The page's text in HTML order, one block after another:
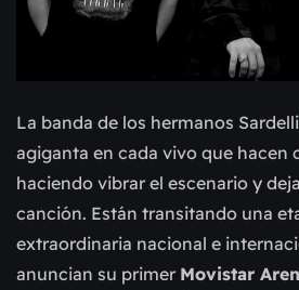
La banda de los hermanos
agiganta en cada vivo que hacen
haciendo vibrar el escenario y
canción. Están transitando una
extraordinaria nacional e
anuncian su primer Movistar